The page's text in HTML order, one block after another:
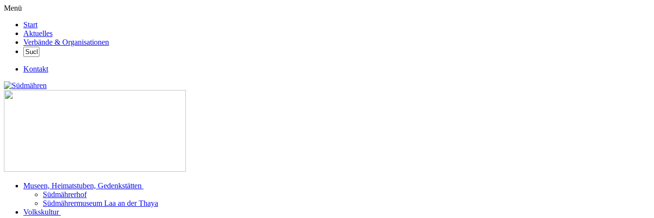
Menü
Start
Aktuelles
Verbände & Organisationen
Kontakt
Museen, Heimatstuben, Gedenkstätten
Südmährerhof
Südmährermuseum Laa an der Thaya
Volkskultur